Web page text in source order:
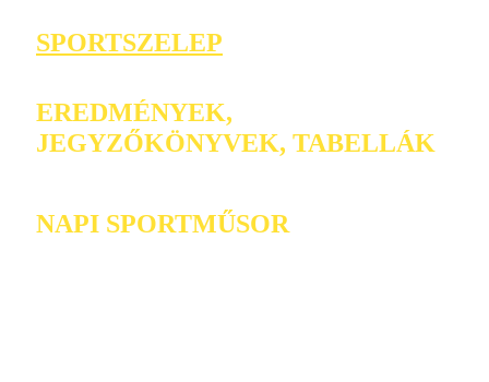
SPORTSZELEP
EREDMÉNYEK,
JEGYZŐKÖNYVEK, TABELLÁK
NAPI SPORTMŰSOR